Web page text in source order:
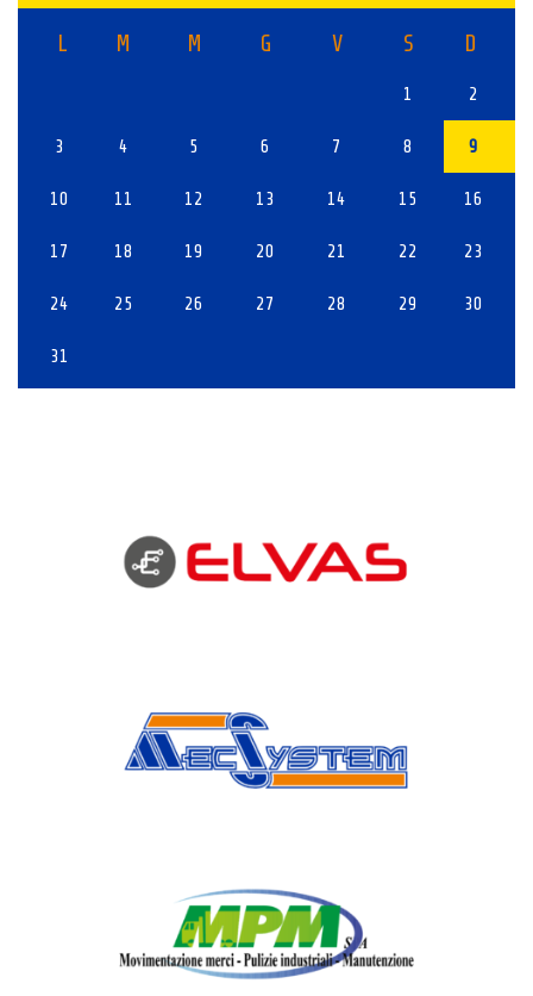
L M M G V S D
1 2
3 4 5 6 7 8 9
10 11 12 13 14 15 16
17 18 19 20 21 22 23
24 25 26 27 28 29 30
31